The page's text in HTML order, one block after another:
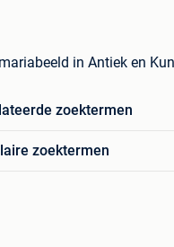
in Antiek en
zoektermen
zoektermen